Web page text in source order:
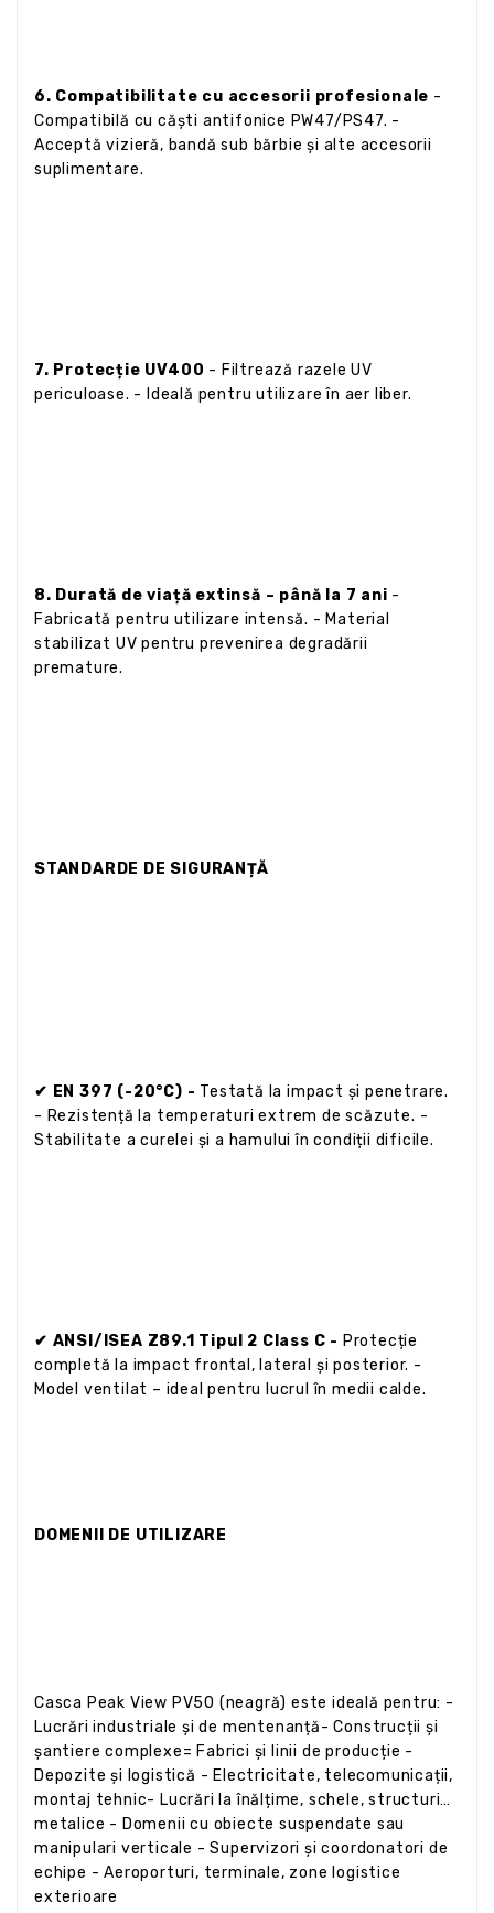
6. Compatibilitate cu accesorii profesionale -
Compatibilă cu căști antifonice PW47/PS47. -
Acceptă vizieră, bandă sub bărbie și alte accesorii
suplimentare.
7. Protecție UV400 - Filtrează razele UV
periculoase. - Ideală pentru utilizare în aer liber.
8. Durată de viață extinsă – până la 7 ani -
Fabricată pentru utilizare intensă. - Material
stabilizat UV pentru prevenirea degradării
premature.
STANDARDE DE SIGURANȚĂ
✔ EN 397 (-20°C) - Testată la impact și penetrare.
- Rezistență la temperaturi extrem de scăzute. -
Stabilitate a curelei și a hamului în condiții dificile.
✔ ANSI/ISEA Z89.1 Tipul 2 Class C - Protecție
completă la impact frontal, lateral și posterior. -
Model ventilat – ideal pentru lucrul în medii calde.
DOMENII DE UTILIZARE
Casca Peak View PV50 (neagră) este ideală pentru: -
Lucrări industriale și de mentenanță- Construcții și
șantiere complexe= Fabrici și linii de producție -
Depozite și logistică - Electricitate, telecomunicații,
montaj tehnic- Lucrări la înălțime, schele, structuri
metalice - Domenii cu obiecte suspendate sau
manipulari verticale - Supervizori și coordonatori de
echipe - Aeroporturi, terminale, zone logistice
exterioare